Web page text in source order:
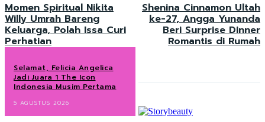
Momen Spiritual Nikita
Willy Umrah Bareng
Keluarga, Polah Issa Curi
Perhatian
Shenina Cinnamon Ultah
ke-27, Angga Yunanda
Beri Surprise Dinner
Romantis di Rumah
Selamat, Felicia Angelica
Jadi Juara 1 The Icon
Indonesia Musim Pertama
5 AGUSTUS 2026